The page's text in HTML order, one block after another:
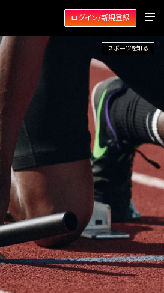
ログイン/新規登録
スポーツを知る